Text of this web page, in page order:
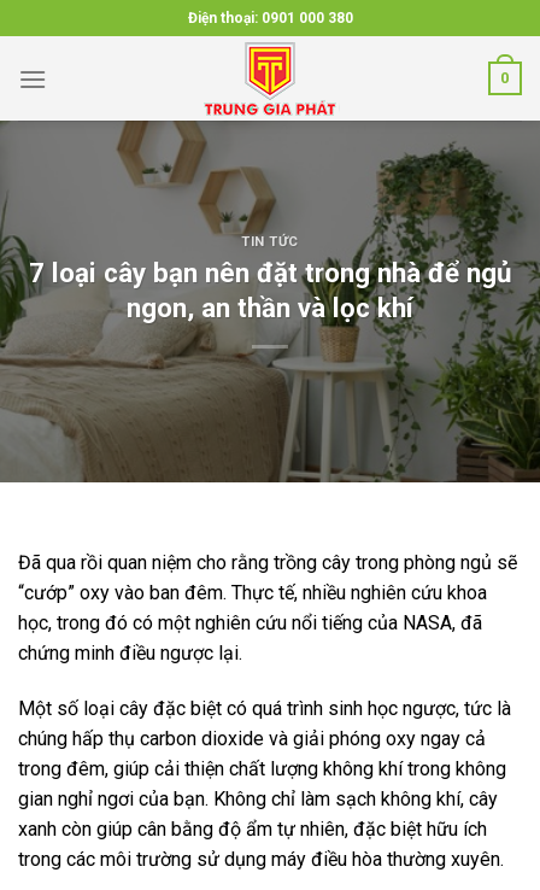
to
content
Điện thoại: 0901 000 380
0
TIN TỨC
7 loại cây bạn nên đặt trong nhà để ngủ
ngon, an thần và lọc khí
Đã qua rồi quan niệm cho rằng trồng cây trong phòng ngủ sẽ
“cướp” oxy vào ban đêm. Thực tế, nhiều nghiên cứu khoa
học, trong đó có một nghiên cứu nổi tiếng của NASA, đã
chứng minh điều ngược lại.
Một số loại cây đặc biệt có quá trình sinh học ngược, tức là
chúng hấp thụ carbon dioxide và giải phóng oxy ngay cả
trong đêm, giúp cải thiện chất lượng không khí trong không
gian nghỉ ngơi của bạn. Không chỉ làm sạch không khí, cây
xanh còn giúp cân bằng độ ẩm tự nhiên, đặc biệt hữu ích
trong các môi trường sử dụng máy điều hòa thường xuyên.